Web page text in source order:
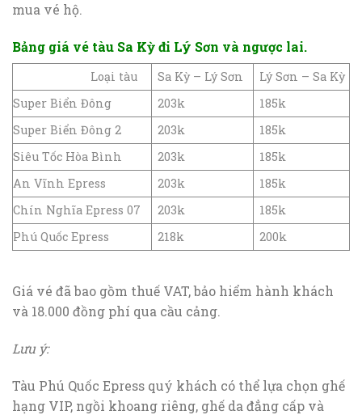
mua vé hộ.
Bảng giá vé tàu Sa Kỳ đi Lý Sơn và ngược lai.
Loại tàu Sa Kỳ – Lý Sơn
Lý Sơn – Sa Kỳ
Super Biển Đông
203k
185k
Super Biển Đông 2
203k
185k
Siêu Tốc Hòa Bình
203k
185k
An Vĩnh Epress
203k
185k
Chín Nghĩa Epress 07
203k
185k
Phú Quốc Epress
218k 200k
Giá vé đã bao gồm thuế VAT, bảo hiểm hành khách
và 18.000 đồng phí qua cầu cảng.
Lưu ý:
Tàu Phú Quốc Epress quý khách có thể lựa chọn ghế
hạng VIP, ngồi khoang riêng, ghế da đẳng cấp và